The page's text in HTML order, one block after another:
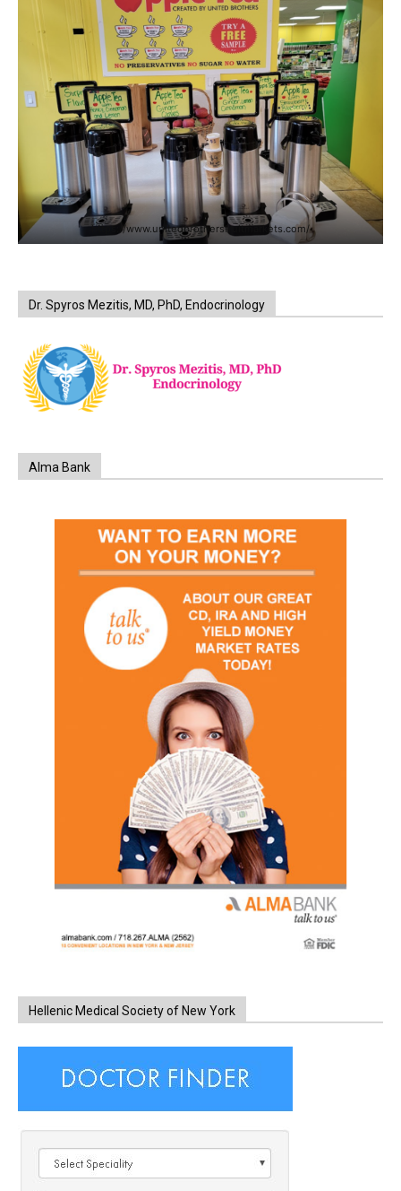
https://www.unitedbrothersfruitmarkets.com/
Dr. Spyros Mezitis, MD, PhD, Endocrinology
Alma Bank
Hellenic Medical Society of New York